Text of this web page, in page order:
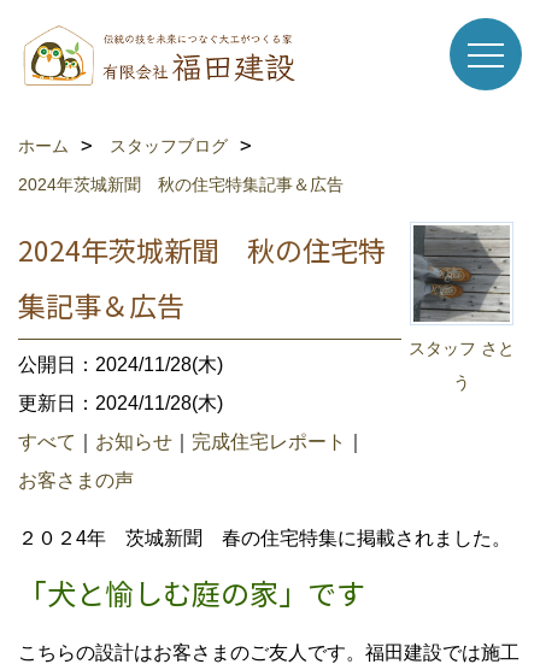
ホーム
スタッフブログ
2024年茨城新聞 秋の住宅特集記事＆広告
スタッフ さと
う
2024年茨城新聞 秋の住宅特
集記事＆広告
公開日：2024/11/28(木)
更新日：2024/11/28(木)
すべて
お知らせ 完成住宅レポート
お客さまの声
２０２4年 茨城新聞 春の住宅特集に掲載されました。
「犬と愉しむ庭の家」です
こちらの設計はお客さまのご友人です。福田建設では施工